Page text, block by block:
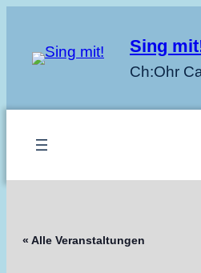
Sing
Ch:Ohr
« Alle Veranstaltungen